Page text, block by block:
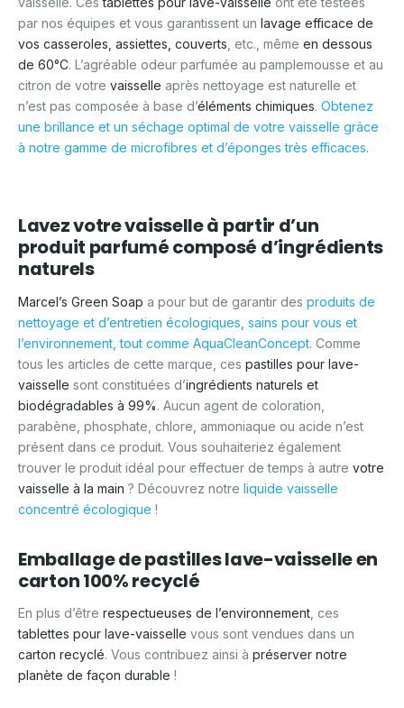
par nos équipes et vous garantissent un lavage efficace de
vos casseroles, assiettes, couverts , etc., même en dessous
de 60°C. L’agréable odeur parfumée au pamplemousse et au
citron de votre vaisselle après nettoyage est naturelle et
n’est pas composée à base d’éléments chimiques. Obtenez
une brillance et un séchage optimal de votre vaisselle grâce
à notre gamme de microfibres et d’éponges très efficaces.
Lavez votre vaisselle à partir d’un
produit parfumé composé d’ingrédients
naturels
Marcel’s Green Soap a pour but de garantir des produits de
nettoyage et d’entretien écologiques, sains pour vous et
l’environnement, tout comme AquaCleanConcept. Comme
tous les articles de cette marque, ces pastilles pour lave-
vaisselle sont constituées d’ingrédients naturels et
biodégradables à 99%. Aucun agent de coloration,
parabène, phosphate, chlore, ammoniaque ou acide n’est
présent dans ce produit. Vous souhaiteriez également
trouver le produit idéal pour effectuer de temps à autre votre
vaisselle à la main ? Découvrez notre liquide vaisselle
concentré écologique !
Emballage de pastilles lave-vaisselle en
carton 100% recyclé
En plus d’être respectueuses de l’environnement , ces
tablettes pour lave-vaisselle vous sont vendues dans un
carton recyclé. Vous contribuez ainsi à préserver notre
planète de façon durable !